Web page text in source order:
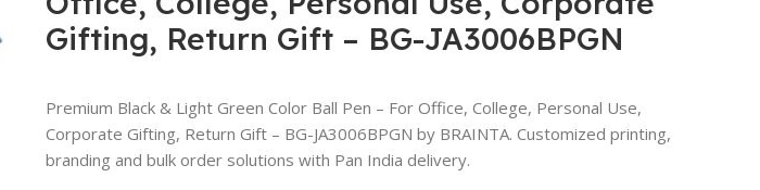
Gifting, Return Gift – BG-JA3006BPGN
Premium Black & Light Green Color Ball Pen – For Office, College, Personal Use,
Corporate Gifting, Return Gift – BG-JA3006BPGN by BRAINTA. Customized printing,
branding and bulk order solutions with Pan India delivery.